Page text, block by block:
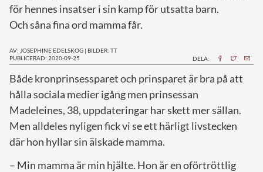
för hennes insatser i sin kamp för utsatta barn.
Och såna fina ord mamma får.
AV: JOSEPHINE EDELSKOG | BILDER: TT
PUBLICERAD: 2020-09-25
DELA:
Både kronprinsessparet och prinsparet är bra på att
hålla sociala medier igång men prinsessan
Madeleines, 38, uppdateringar har skett mer sällan.
Men alldeles nyligen fick vi se ett härligt livstecken
där hon hyllar sin älskade mamma.
– Min mamma är min hjälte. Hon är en oförtröttlig